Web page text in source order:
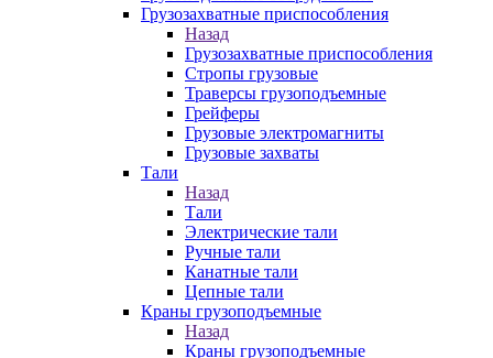
Грузозахватные приспособления
Назад
Грузозахватные приспособления
Стропы грузовые
Траверсы грузоподъемные
Грейферы
Грузовые электромагниты
Грузовые захваты
Тали
Назад
Тали
Электрические тали
Ручные тали
Канатные тали
Цепные тали
Краны грузоподъемные
Назад
Краны грузоподъемные